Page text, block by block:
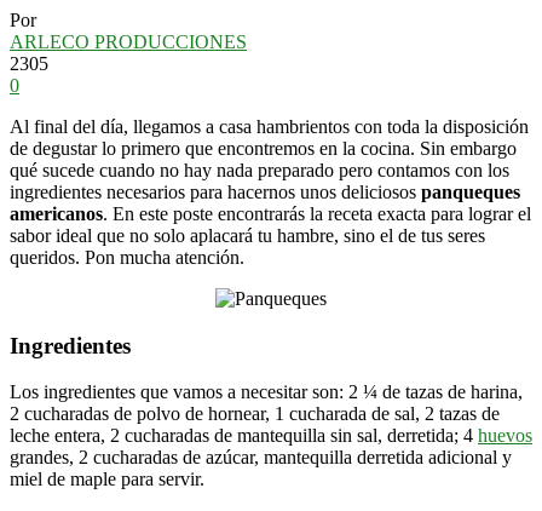
Por
ARLECO PRODUCCIONES
2305
0
Al final del día, llegamos a casa hambrientos con toda la disposición
de degustar lo primero que encontremos en la cocina. Sin embargo
qué sucede cuando no hay nada preparado pero contamos con los
ingredientes necesarios para hacernos unos deliciosos panqueques
americanos. En este poste encontrarás la receta exacta para lograr el
sabor ideal que no solo aplacará tu hambre, sino el de tus seres
queridos. Pon mucha atención.
Ingredientes
Los ingredientes que vamos a necesitar son: 2 ¼ de tazas de harina,
2 cucharadas de polvo de hornear, 1 cucharada de sal, 2 tazas de
leche entera, 2 cucharadas de mantequilla sin sal, derretida; 4 huevos
grandes, 2 cucharadas de azúcar, mantequilla derretida adicional y
miel de maple para servir.